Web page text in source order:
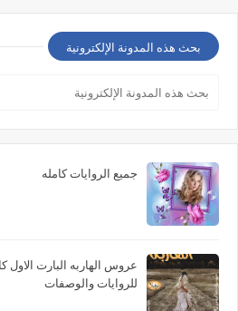
بحث هذه المدونة الإلكترونية
جميع الروايات كامله
عروس الهاربه البارت الاول
للروايات والوصفات